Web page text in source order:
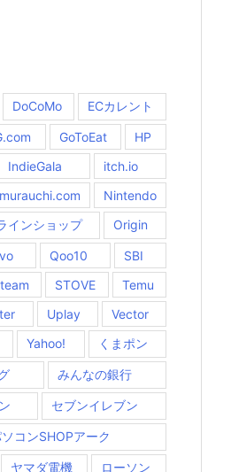
DoCoMo ECカレント
GoToEat
HP
IndieGala
itch.io
murauchi.com
Nintendo
インショップ Origin
Qoo10
SBI
STOVE
Temu
Uplay
Vector
Yahoo! くまポン
みんなの銀行
セブンイレブン
コンSHOPアーク
ヤマダ電機 ローソン